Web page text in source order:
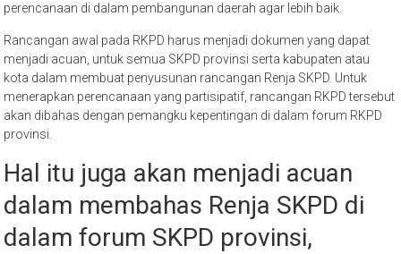
perencanaan di dalam pembangunan daerah agar lebih baik.
Rancangan awal pada RKPD harus menjadi dokumen yang dapat
menjadi acuan, untuk semua SKPD provinsi serta kabupaten atau
kota dalam membuat penyusunan rancangan Renja SKPD. Untuk
menerapkan perencanaan yang partisipatif, rancangan RKPD tersebut
akan dibahas dengan pemangku kepentingan di dalam forum RKPD
provinsi.
Hal itu juga akan menjadi acuan
dalam membahas Renja SKPD di
dalam forum SKPD provinsi,